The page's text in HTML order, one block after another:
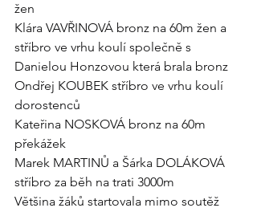
žen
Klára VAVŘINOVÁ bronz na 60m žen a
stříbro ve vrhu koulí společně s
Danielou Honzovou která brala bronz
Ondřej KOUBEK stříbro ve vrhu koulí
dorostenců
Kateřina NOSKOVÁ bronz na 60m
překážek
Marek MARTINŮ a Šárka DOLÁKOVÁ
stříbro za běh na trati 3000m
Většina žáků startovala mimo soutěž